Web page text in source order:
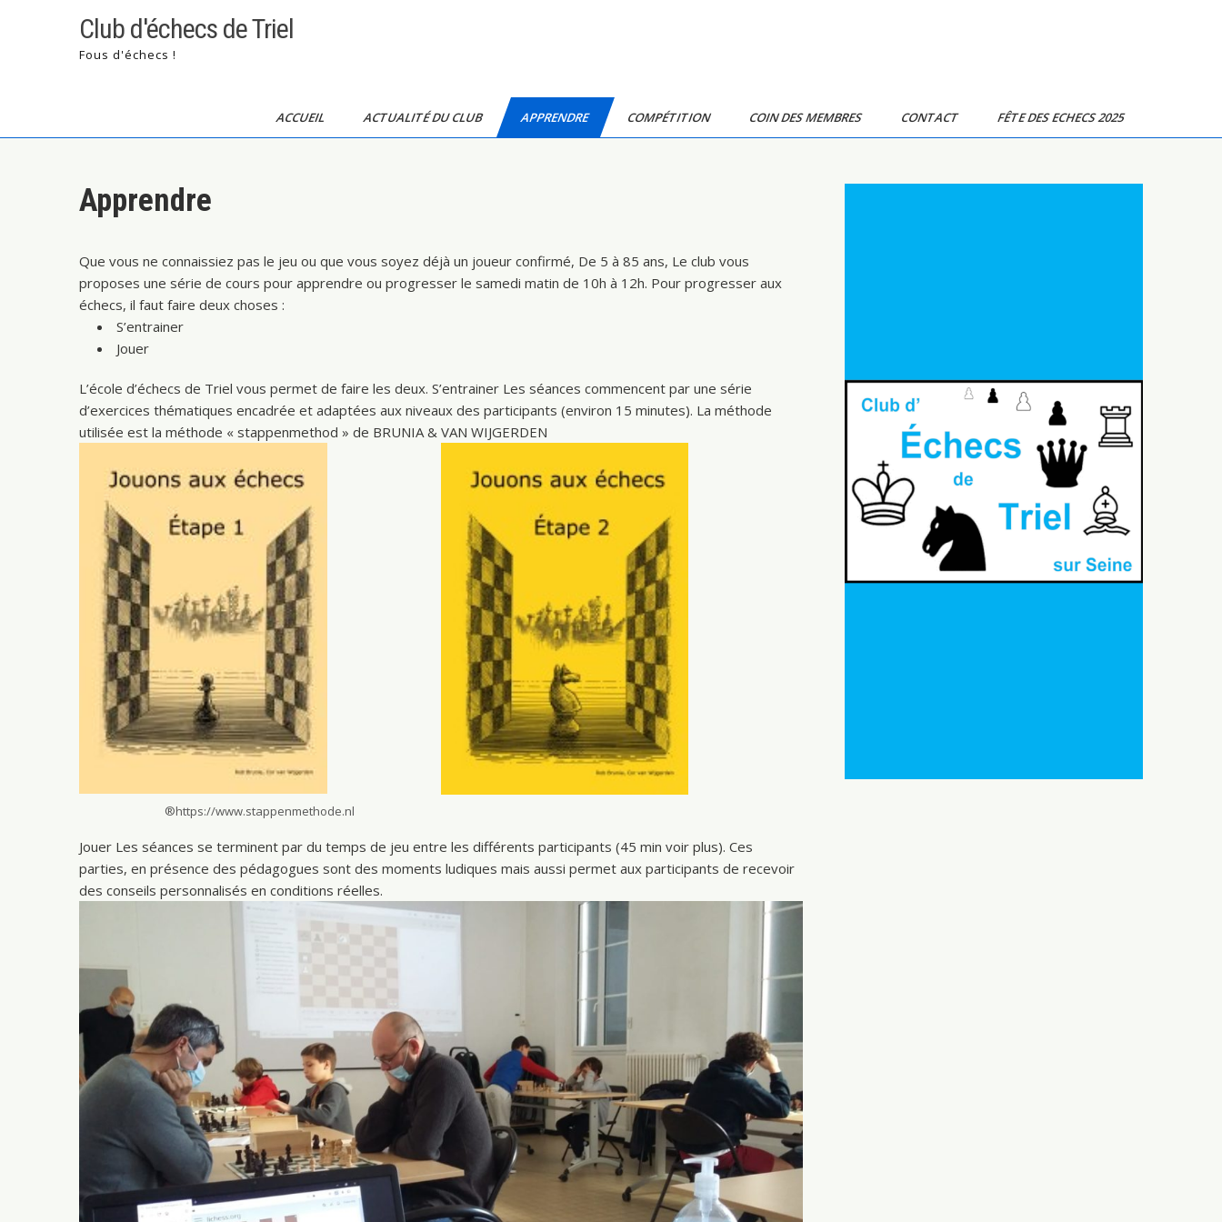
Club d'échecs de Triel
Fous d'échecs !
ACCUEIL ACTUALITÉ DU CLUB APPRENDRE COMPÉTITION COIN DES MEMBRES CONTACT FÊTE DES ECHECS 2025
Apprendre
Que vous ne connaissiez pas le jeu ou que vous soyez déjà un joueur confirmé, De 5 à 85 ans, Le club vous
proposes une série de cours pour apprendre ou progresser le samedi matin de 10h à 12h. Pour progresser aux
échecs, il faut faire deux choses :
S’entrainer
Jouer
L’école d’échecs de Triel vous permet de faire les deux. S’entrainer Les séances commencent par une série
d’exercices thématiques encadrée et adaptées aux niveaux des participants (environ 15 minutes). La méthode
utilisée est la méthode « stappenmethod » de BRUNIA & VAN WIJGERDEN
®https://www.stappenmethode.nl
Jouer Les séances se terminent par du temps de jeu entre les différents participants (45 min voir plus). Ces
parties, en présence des pédagogues sont des moments ludiques mais aussi permet aux participants de recevoir
des conseils personnalisés en conditions réelles.